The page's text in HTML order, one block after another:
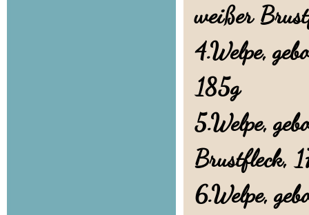
weißer
4.Welpe,
185g
5.Welpe,
Brustfleck,
6.Welpe,